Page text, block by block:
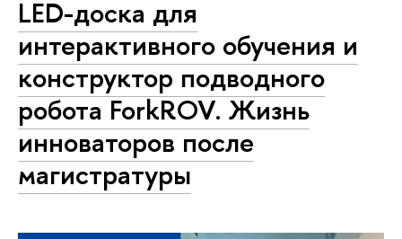
LED-доска для
интерактивного обучения и
конструктор подводного
робота ForkROV. Жизнь
инноваторов после
магистратуры